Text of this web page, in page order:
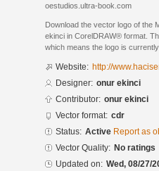
oestudios.ultra-book.com
Download the vector logo of the
ekinci in CorelDRAW® format.
which means the logo is
Website: http://
Designer: onur ekinci
Contributor: onur ekinci
Vector format: cdr
Status: Active Report as
Vector Quality: No ratings
Updated on: Wed, 08/27/